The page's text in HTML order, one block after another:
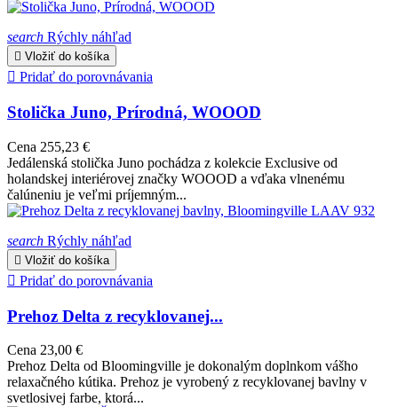
search Rýchly náhľad
 Vložiť do košíka
 Pridať do porovnávania
Stolička Juno, Prírodná, WOOOD
Cena 255,23 €
Jedálenská stolička Juno pochádza z kolekcie Exclusive od
holandskej interiérovej značky WOOOD a vďaka vlnenému
čalúneniu je veľmi príjemným...
search Rýchly náhľad
 Vložiť do košíka
 Pridať do porovnávania
Prehoz Delta z recyklovanej...
Cena 23,00 €
Prehoz Delta od Bloomingville je dokonalým doplnkom vášho
relaxačného kútika. Prehoz je vyrobený z recyklovanej bavlny v
svetlosivej farbe, ktorá...